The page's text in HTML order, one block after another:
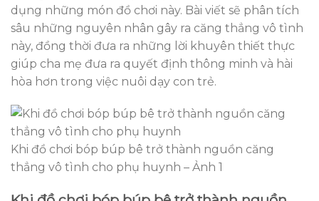
dụng những món đồ chơi này. Bài viết sẽ phân tích
sâu những nguyên nhân gây ra căng thẳng vô tình
này, đồng thời đưa ra những lời khuyên thiết thực
giúp cha mẹ đưa ra quyết định thông minh và hài
hòa hơn trong việc nuôi dạy con trẻ.
Khi đồ chơi bóp búp bê trở thành nguồn căng
thẳng vô tình cho phụ huynh – Ảnh 1